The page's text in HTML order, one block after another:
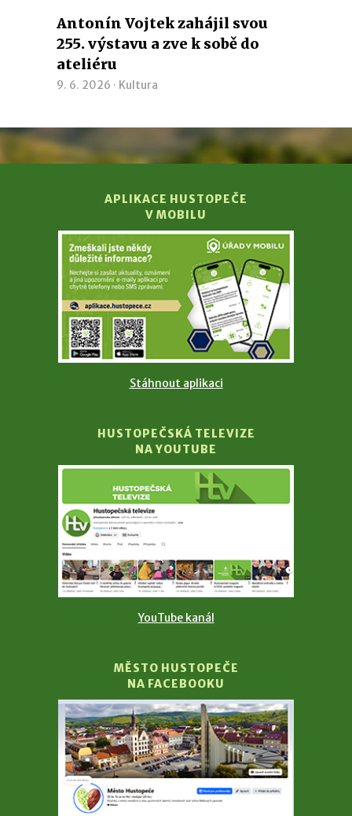
Antonín Vojtek zahájil svou
255. výstavu a zve k sobě do
ateliéru
9. 6. 2026 · Kultura
APLIKACE HUSTOPEČE
V MOBILU
Stáhnout aplikaci
HUSTOPEČSKÁ TELEVIZE
NA YOUTUBE
YouTube kanál
MĚSTO HUSTOPEČE
NA FACEBOOKU